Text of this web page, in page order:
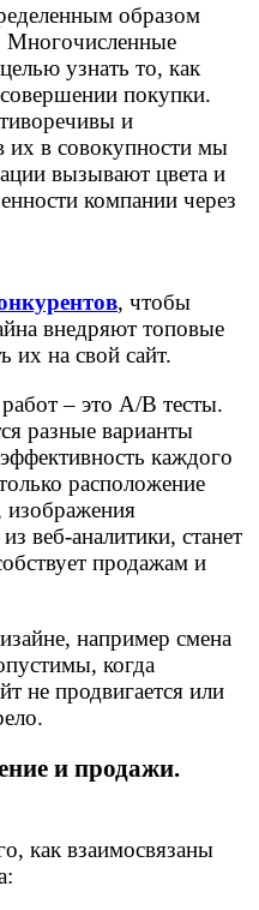
образом
Многочисленные
узнать то, как
покупки.
и
в совокупности мы
вызывают цвета и
компании через
, чтобы
внедряют топовые
их на свой сайт.
– это A/B тесты.
разные варианты
каждого
расположение
изображения
веб-аналитики, станет
продажам и
например смена
когда
не продвигается или
и продажи.
как взаимосвязаны